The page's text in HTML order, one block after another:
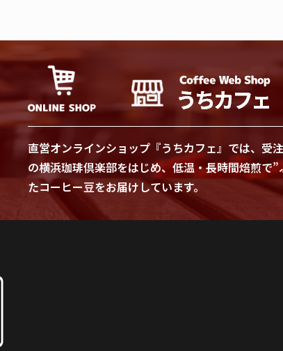
直営オンラインショップ『うちカフェ』では、受
の横浜珈琲倶楽部をはじめ、低温・長時間焙煎で”
たコーヒー豆をお届けしています。